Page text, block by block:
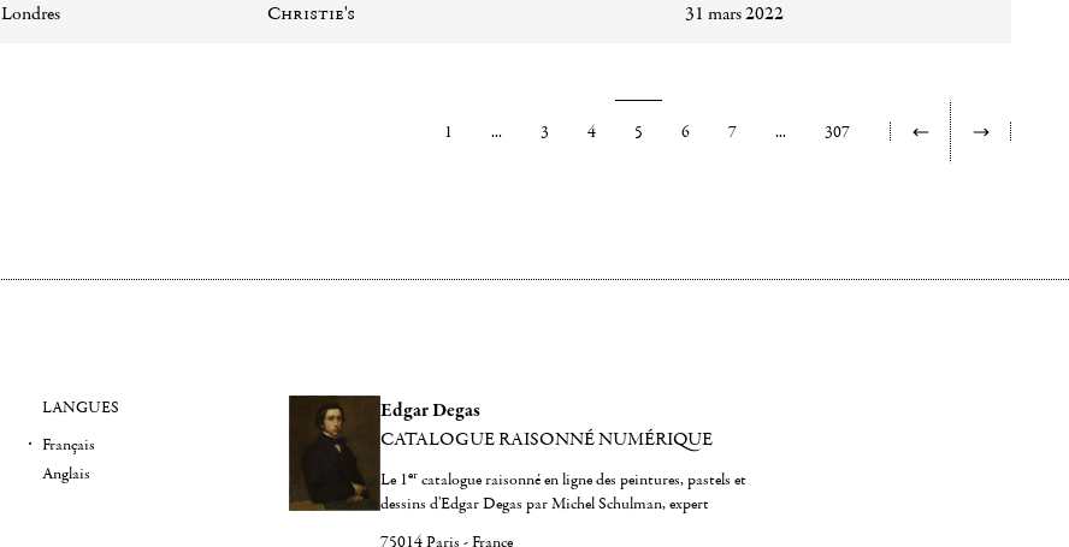
Londres Christie's 31 mars 2022
1 ... 3 4 5 6 7 ... 307
Edgar Degas
CATALOGUE RAISONNÉ NUMÉRIQUE
Le 1er catalogue raisonné en ligne des peintures, pastels et
dessins d'Edgar Degas par Michel Schulman, expert
75014 Paris - France
LANGUES
Français
Anglais